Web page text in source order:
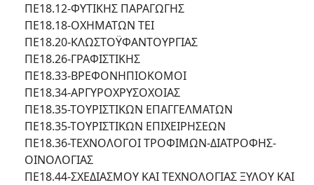
ΠΕ18.12-ΦΥΤΙΚΗΣ ΠΑΡΑΓΩΓΗΣ
ΠΕ18.18-ΟΧΗΜΑΤΩΝ ΤΕΙ
ΠΕ18.20-ΚΛΩΣΤΟΫΦΑΝΤΟΥΡΓΙΑΣ
ΠΕ18.26-ΓΡΑΦΙΣΤΙΚΗΣ
ΠΕ18.33-ΒΡΕΦΟΝΗΠΙΟΚΟΜΟΙ
ΠΕ18.34-ΑΡΓΥΡΟΧΡΥΣΟΧΟΙΑΣ
ΠΕ18.35-ΤΟΥΡΙΣΤΙΚΩΝ ΕΠΑΓΓΕΛΜΑΤΩΝ
ΠΕ18.35-ΤΟΥΡΙΣΤΙΚΩΝ ΕΠΙΧΕΙΡΗΣΕΩΝ
ΠΕ18.36-ΤΕΧΝΟΛΟΓΟΙ ΤΡΟΦΙΜΩΝ-ΔΙΑΤΡΟΦΗΣ-
ΟΙΝΟΛΟΓΙΑΣ
ΠΕ18.44-ΣΧΕΔΙΑΣΜΟΥ ΚΑΙ ΤΕΧΝΟΛΟΓΙΑΣ ΞΥΛΟΥ ΚΑΙ